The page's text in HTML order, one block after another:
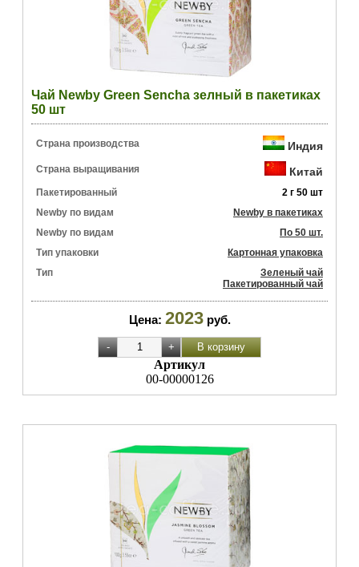
Чай Newby Green Sencha зелный в пакетиках
50 шт
Страна производства Индия
Страна выращивания Китай
Пакетированный
2 г 50 шт
Newby по видам
Newby в пакетиках
Newby по видам
По 50 шт.
Тип упаковки
Картонная упаковка
Тип
Зеленый чай
Пакетированный чай
Цена: 2023 руб.
Артикул
00-00000126